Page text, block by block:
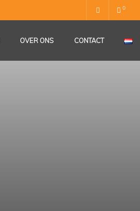
0
OVER ONS CONTACT